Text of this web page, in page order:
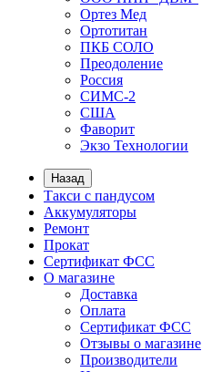
Ортез Мед
Ортотитан
ПКБ СОЛО
Преодоление
Россия
СИМС-2
США
Фаворит
Экзо Технологии
Назад
Такси с пандусом
Аккумуляторы
Ремонт
Прокат
Сертификат ФСС
О магазине
Доставка
Оплата
Сертификат ФСС
Отзывы о магазине
Производители